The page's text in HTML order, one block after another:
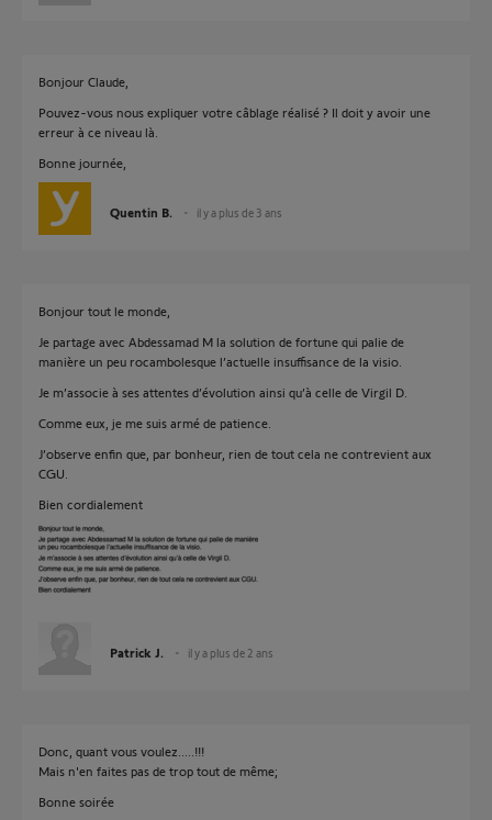
Bonjour Claude,
Pouvez-vous nous expliquer votre câblage réalisé ? Il doit y avoir une
erreur à ce niveau là.
Bonne journée,
Quentin B. il y a plus de 3 ans
Bonjour tout le monde,
Je partage avec Abdessamad M la solution de fortune qui palie de
manière un peu rocambolesque l’actuelle insuffisance de la visio.
Je m’associe à ses attentes d’évolution ainsi qu’à celle de Virgil D.
Comme eux, je me suis armé de patience.
J’observe enfin que, par bonheur, rien de tout cela ne contrevient aux
CGU.
Bien cordialement
Patrick J. il y a plus de 2 ans
Donc, quant vous voulez.....!!!
Mais n'en faites pas de trop tout de même;
Bonne soirée